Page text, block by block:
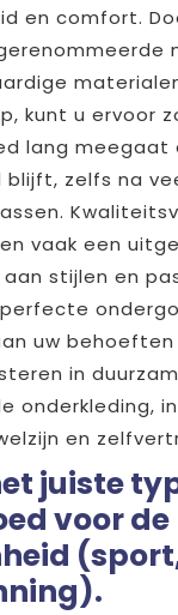
en comfort.
kunt u ervoor
lang meegaat
zelfs na
vaak een
stijlen en
uw
in
onderkleding,
en
juiste
voor de